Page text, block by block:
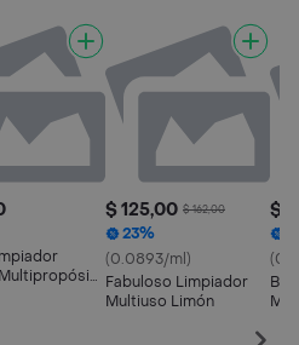
$ 125,00 $ 162,00
23%
(0.0893/ml)
Fabuloso Limpiador
Multiuso Limón
$